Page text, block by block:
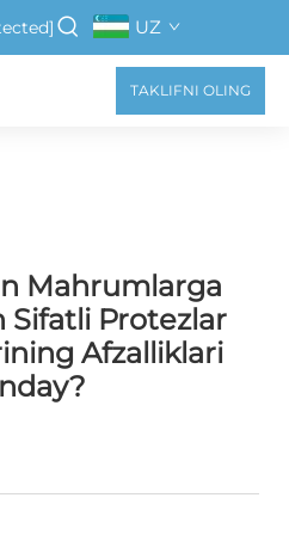
UZ
TAKLIFNI OLING
Mahrumlarga
Sifatli Protezlar
Afzalliklari